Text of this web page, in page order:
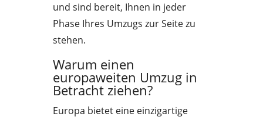
und sind bereit, Ihnen in jeder
Phase Ihres Umzugs zur Seite zu
stehen.
Warum einen
europaweiten Umzug in
Betracht ziehen?
Europa bietet eine einzigartige